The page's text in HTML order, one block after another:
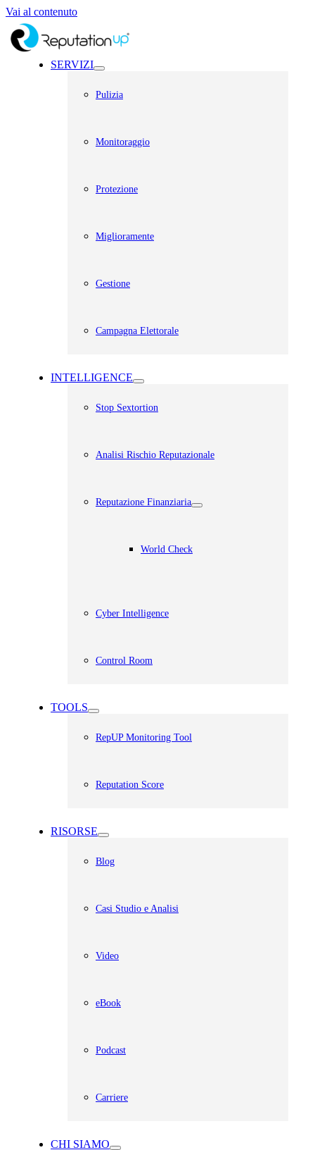
Vai al contenuto
SERVIZI
Pulizia
Monitoraggio
Protezione
Miglioramente
Gestione
Campagna Elettorale
INTELLIGENCE
Stop Sextortion
Analisi Rischio Reputazionale​
Reputazione Finanziaria
World Check
Cyber Intelligence
Control Room
TOOLS
RepUP Monitoring Tool
Reputation Score
RISORSE
Blog
Casi Studio e Analisi
Video
eBook
Podcast
Carriere
CHI SIAMO